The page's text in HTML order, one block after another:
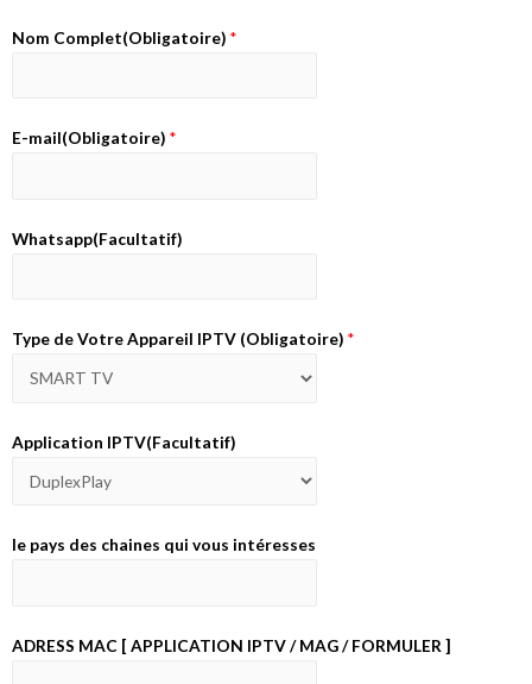
Nom Complet(Obligatoire) *
E-mail(Obligatoire) *
Whatsapp(Facultatif)
Type de Votre Appareil IPTV (Obligatoire) *
Application IPTV(Facultatif)
le pays des chaines qui vous intéresses
ADRESS MAC [ APPLICATION IPTV / MAG / FORMULER ]